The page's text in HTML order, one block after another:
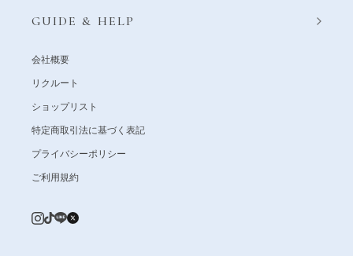
GUIDE & HELP
会社概要
リクルート
ショップリスト
特定商取引法に基づく表記
プライバシーポリシー
ご利用規約